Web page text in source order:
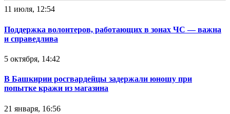
11 июля, 12:54
Поддержка волонтеров, работающих в зонах ЧС — важна
и справедлива
5 октября, 14:42
В Башкирии росгвардейцы задержали юношу при
попытке кражи из магазина
21 января, 16:56